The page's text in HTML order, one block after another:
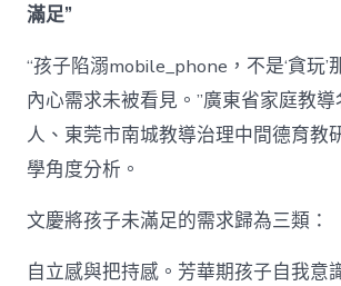
滿足”
“孩子陷溺mobile_phone，不是‘貪玩’
內心需求未被看見。”廣東省家庭教
人、東莞市南城教導治理中間德育教
學角度分析。
文慶將孩子未滿足的需求歸為三類：
自立感與把持感。芳華期孩子自我意